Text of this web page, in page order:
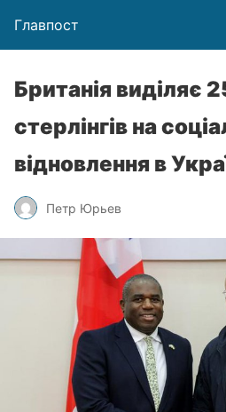
Главпост
Британія виділяє
стерлінгів на
відновлення в
Петр Юрьев